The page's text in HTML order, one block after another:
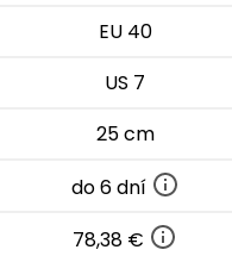
EU 40
US 7
25 cm
do 6 dní
78,38 €